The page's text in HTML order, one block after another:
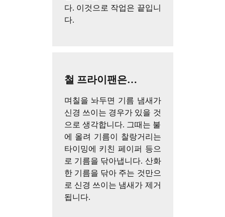
다. 이것으로 작업은 끝입니
다.
철 프라이팬은…
며칠을 놔두면 기름 냄새가
신경 쓰이는 경우가 있을 것
으로 생각합니다. 그때는 불
에 올려 기름이 찰랑거리는
타이밍에 키친 페이퍼 등으
로 기름을 닦아냅니다. 산화
한 기름을 닦아 주는 것만으
로 신경 쓰이는 냄새가 제거
됩니다.